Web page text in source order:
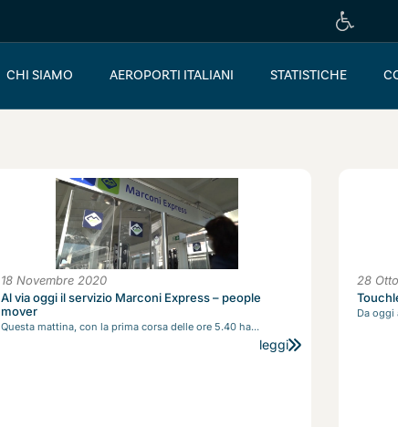
CHI SIAMO AEROPORTI ITALIANI STATISTICHE
18 Novembre 2020
Al via oggi il servizio Marconi Express – people
mover
Questa mattina, con la prima corsa delle ore 5.40 ha...
leggi
28
Da oggi